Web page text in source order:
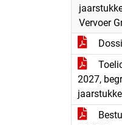
Vervoer
2027,